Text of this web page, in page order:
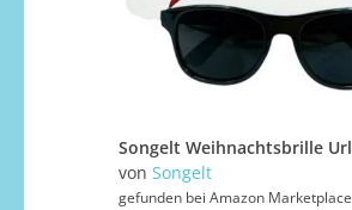
von Songelt
gefunden bei Amazon Marketplace